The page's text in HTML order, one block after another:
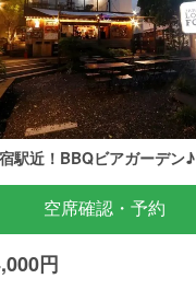
駅近！BBQビアガーデン♪
空席確認・予約
円